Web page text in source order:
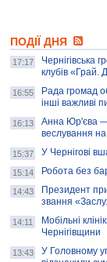
колекцію про війну,
AB InBev Efes
навчальний проєкт
школа",
підприємництва у
Золота тварина:
написало про
скільки на ньому
витрачають?
ПОДІЇ ДНЯ
17:17
Чернігівська
клубів «Грай.
16:55
Рада громад
інші важливі
16:13
Анна Юр'єва —
веслування
15:37 У Чернігові
15:14 Робота без
14:43
Президент
звання
14:11
Мобільні
Чернігівщини
13:43
У Головному